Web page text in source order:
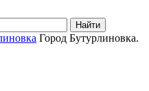
Найти
Город Бутурлиновка.